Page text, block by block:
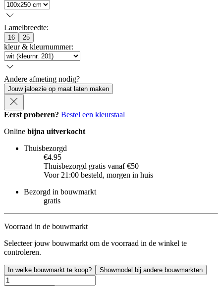
Lamelbreedte:
16 25
kleur & kleurnummer:
Andere afmeting nodig?
Jouw jaloezie op maat laten maken
Eerst proberen? Bestel een kleurstaal
Online bijna uitverkocht
Thuisbezorgd
€4.95
Thuisbezorgd gratis vanaf €50
Voor 21:00 besteld, morgen in huis
Bezorgd in bouwmarkt
gratis
Voorraad in de bouwmarkt
Selecteer jouw bouwmarkt om de voorraad in de winkel te
controleren.
In welke bouwmarkt te koop? Showmodel bij andere bouwmarkten